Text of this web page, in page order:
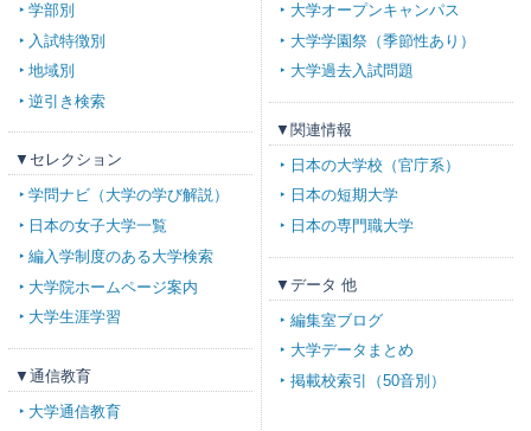
学部別
入試特徴別
地域別
逆引き検索
▼セレクション
学問ナビ（大学の学び解説）
日本の女子大学一覧
編入学制度のある大学検索
大学院ホームページ案内
大学生涯学習
▼通信教育
大学通信教育
大学オープンキャンパス
大学学園祭（季節性あり）
大学過去入試問題
▼関連情報
日本の大学校（官庁系）
日本の短期大学
日本の専門職大学
▼データ 他
編集室ブログ
大学データまとめ
掲載校索引（50音別）